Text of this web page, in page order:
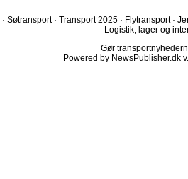
· Søtransport · Transport 2025 · Flytransport ·
Logistik, lager og
Gør
Powered by NewsPublisher.dk